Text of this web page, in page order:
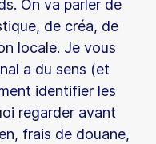
On va parler de
de créa, de
locale. Je vous
a du sens (et
identifier les
regarder avant
frais de douane,